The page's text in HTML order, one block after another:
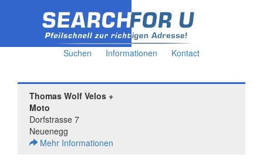
Suchen Informationen Kontact
Thomas Wolf Velos +
Moto
Dorfstrasse 7
Neuenegg
Mehr Informationen